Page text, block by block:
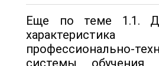
Еще по теме 1.1.
профессионально-
системы обучения